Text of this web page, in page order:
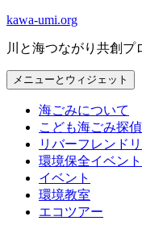
コ
テ
ン
ツ
kawa-umi.org
川と海つながり共創プ
メニューとウィジェット
海ごみについて
こども海ごみ探
リバーフレンド
環境保全イベン
イベント
環境教室
エコツアー